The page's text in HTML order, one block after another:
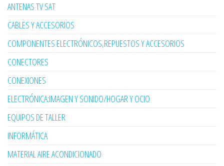
ANTENAS TV SAT
CABLES Y ACCESORIOS
COMPONENTES ELECTRÓNICOS,REPUESTOS Y ACCESORIOS
CONECTORES
CONEXIONES
ELECTRÓNICA:IMAGEN Y SONIDO/HOGAR Y OCIO
EQUIPOS DE TALLER
INFORMÁTICA
MATERIAL AIRE ACONDICIONADO